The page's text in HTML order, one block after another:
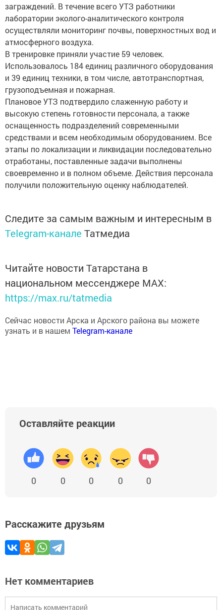
заграждений. В течение всего УТЗ работники
лаборатории эколого-аналитического контроля
осуществляли мониторинг почвы, поверхностных вод и
атмосферного воздуха.
В тренировке приняли участие 59 человек.
Использовалось 184 единиц различного оборудования
и 39 единиц техники, в том числе, автотранспортная,
грузоподъемная и пожарная.
Плановое УТЗ подтвердило слаженную работу и
высокую степень готовности персонала, а также
оснащенность подразделений современными
средствами и всем необходимым оборудованием. Все
этапы по локализации и ликвидации последовательно
отработаны, поставленные задачи выполнены
своевременно и в полном объеме. Действия персонала
получили положительную оценку наблюдателей.
Следите за самым важным и интересным в
Telegram-канале Татмедиа
Читайте новости Татарстана в
национальном мессенджере MАХ:
https://max.ru/tatmedia
Сейчас новости Арска и Арского района вы можете
узнать и в нашем Telegram-канале
Оставляйте реакции
0 0 0 0 0
Расскажите друзьям
Нет комментариев